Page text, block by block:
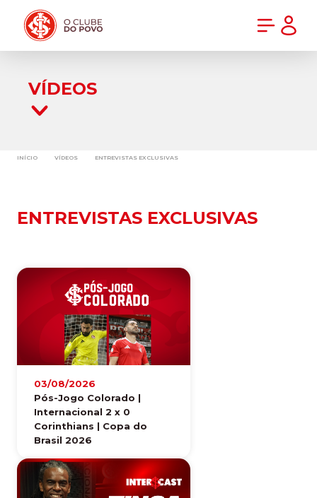
VÍDEOS
INÍCIO VÍDEOS ENTREVISTAS EXCLUSIVAS
ENTREVISTAS EXCLUSIVAS
03/08/2026
Pós-Jogo Colorado |
Internacional 2 x 0
Corinthians | Copa do
Brasil 2026